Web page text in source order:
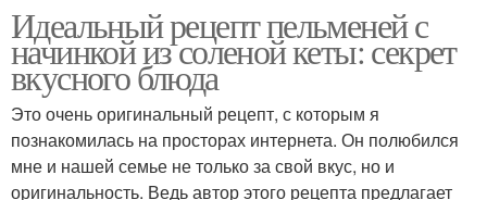
Грибы для пельменей
Ингредиенты для
постные пельмени
Пельмени с рыбой Постные пельмени
Идеальный рецепт пельменей с
начинкой из соленой кеты: секрет
вкусного блюда
Это очень оригинальный рецепт, с которым я
познакомилась на просторах интернета. Он полюбился
мне и нашей семье не только за свой вкус, но и
оригинальность. Ведь автор этого рецепта предлагает